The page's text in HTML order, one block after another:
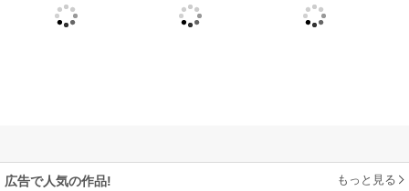
広告で人気の作品! もっと見る